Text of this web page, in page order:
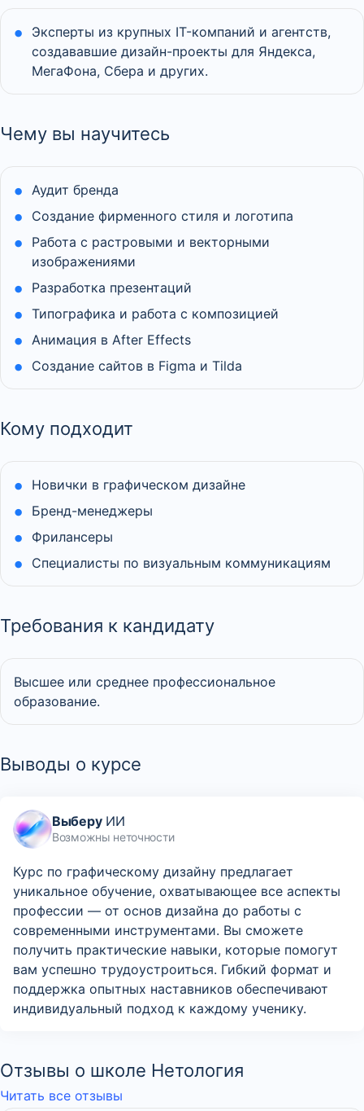
Эксперты из крупных IT-компаний и агентств,
создававшие дизайн-проекты для Яндекса,
МегаФона, Сбера и других.
Чему вы научитесь
Аудит бренда
Создание фирменного стиля и логотипа
Работа с растровыми и векторными
изображениями
Разработка презентаций
Типографика и работа с композицией
Анимация в After Effects
Создание сайтов в Figma и Tilda
Кому подходит
Новички в графическом дизайне
Бренд-менеджеры
Фрилансеры
Специалисты по визуальным коммуникациям
Требования к кандидату
Высшее или среднее профессиональное
образование.
Выводы о курсе
ВыберуИИ
Возможны неточности
Курс по графическому дизайну предлагает
уникальное обучение, охватывающее все аспекты
профессии — от основ дизайна до работы с
современными инструментами. Вы сможете
получить практические навыки, которые помогут
вам успешно трудоустроиться. Гибкий формат и
поддержка опытных наставников обеспечивают
индивидуальный подход к каждому ученику.
Отзывы о школе Нетология
Читать все отзывы